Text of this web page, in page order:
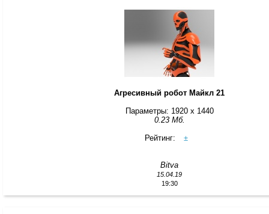
Агресивный робот Майкл 21
Параметры: 1920 x 1440
0.23 Мб.
Рейтинг:
±
Bitva
15.04.19
19:30